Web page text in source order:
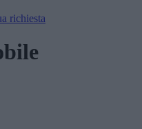
richiesta